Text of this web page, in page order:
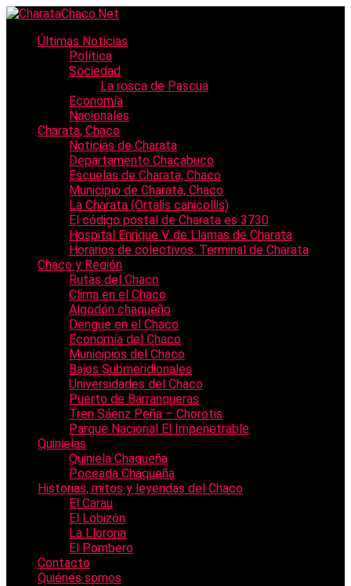
Últimas Noticias
Política
Sociedad
La rosca de Pascua
Economía
Nacionales
Charata, Chaco
Noticias de Charata
Departamento Chacabuco
Escuelas de Charata, Chaco
Municipio de Charata, Chaco
La Charata (Ortalis canicollis)
El código postal de Charata es 3730
Hospital Enrique V. de Llamas de Charata
Horarios de colectivos: Terminal de Charata
Chaco y Región
Rutas del Chaco
Clima en el Chaco
Algodón chaqueño
Dengue en el Chaco
Economía del Chaco
Municipios del Chaco
Bajos Submeridionales
Universidades del Chaco
Puerto de Barranqueras
Tren Sáenz Peña – Chorotis
Parque Nacional El Impenetrable
Quinielas
Quiniela Chaqueña
Poceada Chaqueña
Historias, mitos y leyendas del Chaco
El Carau
El Lobizón
La Llorona
El Pombero
Contacto
Quiénes somos